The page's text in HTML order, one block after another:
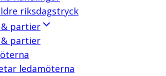
riksdagstryck
partier
partier
ledamöterna